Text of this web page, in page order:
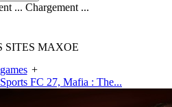
Chargement ...
SITES MAXOE
games +
FC 27, Mafia : The...